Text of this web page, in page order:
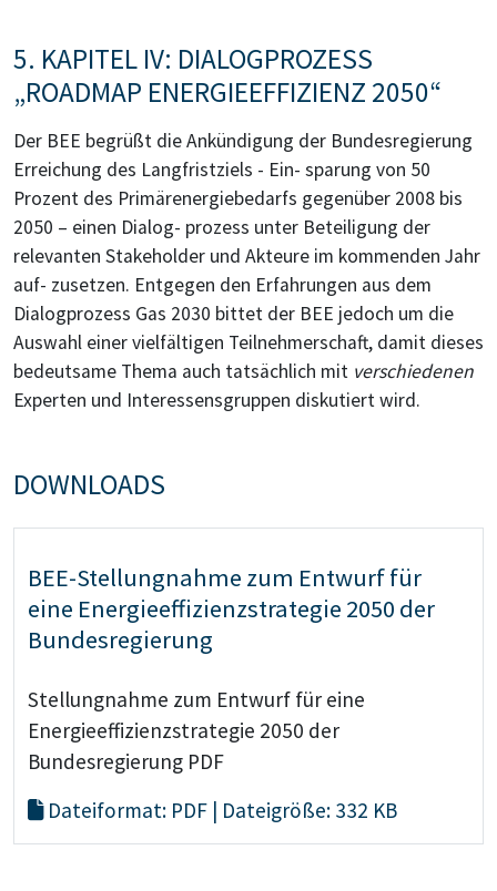
5. KAPITEL IV: DIALOGPROZESS
„ROADMAP ENERGIEEFFIZIENZ 2050“
Der BEE begrüßt die Ankündigung der Bundesregierung
Erreichung des Langfristziels - Ein- sparung von 50
Prozent des Primärenergiebedarfs gegenüber 2008 bis
2050 – einen Dialog- prozess unter Beteiligung der
relevanten Stakeholder und Akteure im kommenden Jahr
auf- zusetzen. Entgegen den Erfahrungen aus dem
Dialogprozess Gas 2030 bittet der BEE jedoch um die
Auswahl einer vielfältigen Teilnehmerschaft, damit dieses
bedeutsame Thema auch tatsächlich mit verschiedenen
Experten und Interessensgruppen diskutiert wird.
DOWNLOADS
BEE-Stellungnahme zum Entwurf für
eine Energieeffizienzstrategie 2050 der
Bundesregierung
Stellungnahme zum Entwurf für eine
Energieeffizienzstrategie 2050 der
Bundesregierung PDF
Dateiformat: PDF | Dateigröße: 332 KB